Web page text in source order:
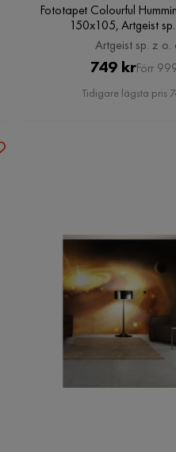
Fototapet Colourful
150x105, Artgeist
Artgeist sp. z o.
Pris
749 kr
Pris
Förr
Tidigare lägsta pris